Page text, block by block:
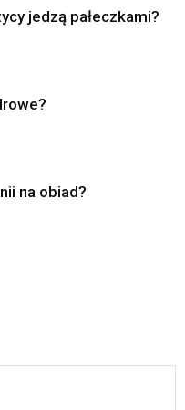
jedzą pałeczkami?
na obiad?